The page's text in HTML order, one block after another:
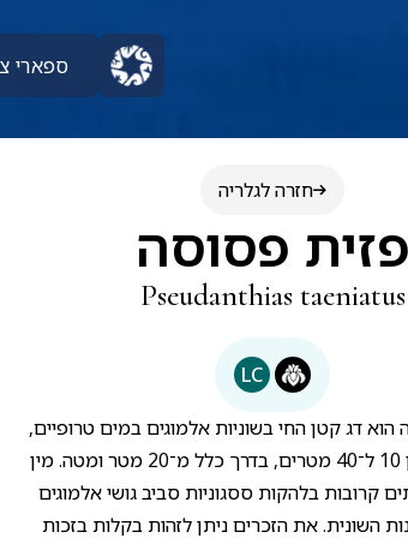
ספארי
חזרה לגלריה
פזית פסוסה
Pseudanthias taeniatus
LC
דג קטן החי בשוניות אלמוגים במים טרופיים,
בעומקים שבין 10 ל־40 מטרים, בדרך כלל מ־20 מטר ומטה. מין
קרובות בלהקות ססגוניות סביב גושי אלמוגים
השונית. את הזכרים ניתן לזהות בקלות בזכות